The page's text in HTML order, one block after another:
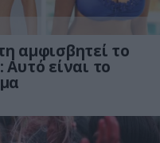
αμφισβητεί το
είναι το